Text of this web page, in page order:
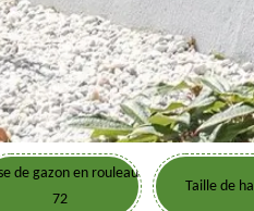
de gazon en rouleau
72
Taille de